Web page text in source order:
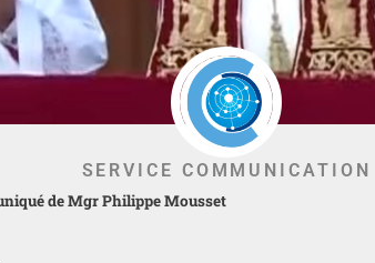
SERVICE COMMUNICATION
de Mgr Philippe Mousset